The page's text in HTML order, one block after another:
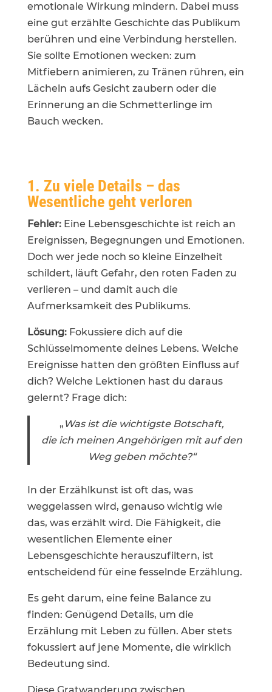
emotionale Wirkung mindern. Dabei muss
eine gut erzählte Geschichte das Publikum
berühren und eine Verbindung herstellen.
Sie sollte Emotionen wecken: zum
Mitfiebern animieren, zu Tränen rühren, ein
Lächeln aufs Gesicht zaubern oder die
Erinnerung an die Schmetterlinge im
Bauch wecken.
1. Zu viele Details – das
Wesentliche geht verloren
Fehler:Eine Lebensgeschichte ist reich an
Ereignissen, Begegnungen und Emotionen.
Doch wer jede noch so kleine Einzelheit
schildert, läuft Gefahr, den roten Faden zu
verlieren – und damit auch die
Aufmerksamkeit des Publikums.
Lösung:Fokussiere dich auf die
Schlüsselmomente deines Lebens. Welche
Ereignisse hatten den größten Einfluss auf
dich? Welche Lektionen hast du daraus
gelernt? Frage dich:
„ Was ist die wichtigste Botschaft,
die ich meinen Angehörigen mit auf den
Weg geben möchte?“
In der Erzählkunst ist oft das, was
weggelassen wird, genauso wichtig wie
das, was erzählt wird. Die Fähigkeit, die
wesentlichen Elemente einer
Lebensgeschichte herauszufiltern, ist
entscheidend für eine fesselnde Erzählung.
Es geht darum, eine feine Balance zu
finden: Genügend Details, um die
Erzählung mit Leben zu füllen. Aber stets
fokussiert auf jene Momente, die wirklich
Bedeutung sind.